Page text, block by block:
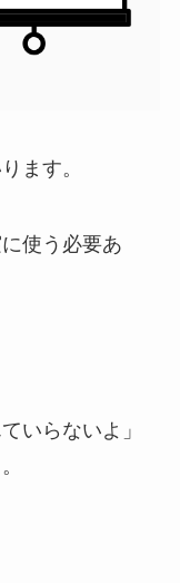
ます。
使う必要あ
いらないよ」